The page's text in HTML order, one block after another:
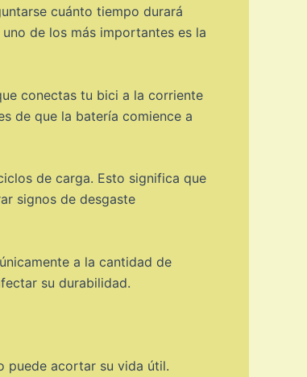
cuánto tiempo durará
de los más importantes es la
conectas tu bici a la corriente
de que la batería comience a
de carga. Esto significa que
signos de desgaste
a la cantidad de
su durabilidad.
puede acortar su vida útil.